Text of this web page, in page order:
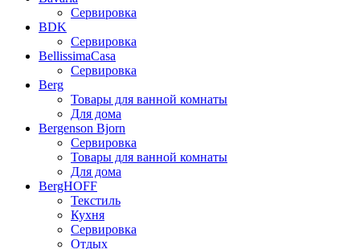
Сервировка
BDK
Сервировка
BellissimaCasa
Сервировка
Berg
Товары для ванной комнаты
Для дома
Bergenson Bjorn
Сервировка
Товары для ванной комнаты
Для дома
BergHOFF
Текстиль
Кухня
Сервировка
Отдых